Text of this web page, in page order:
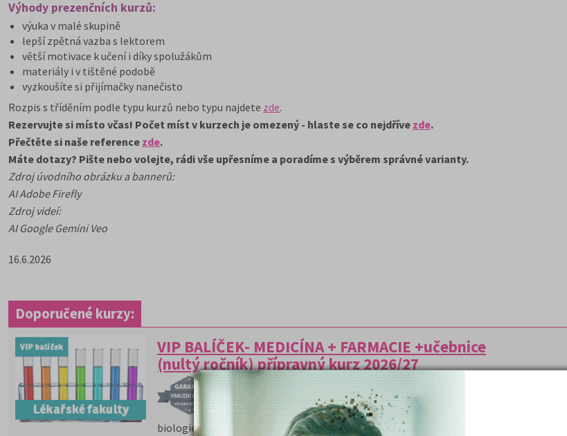
Výhody prezenčních kurzů:
výuka v malé skupině
lepší zpětná vazba s lektorem
větší motivace k učení i díky spolužákům
materiály i v tištěné podobě
vyzkoušíte si přijímačky nanečisto
Rozpis s tříděním podle typu kurzů nebo typu najdete zde.
Rezervujte si místo včas! Počet míst v kurzech je omezený - hlaste se co nejdříve zde.
Přečtěte si naše reference zde.
Máte dotazy? Pište nebo volejte, rádi vše upřesníme a poradíme s výběrem správné varianty.
Zdroj úvodního obrázku a bannerů:
AI Adobe Firefly
Zdroj videí:
AI Google Gemini Veo
16.6.2026
Doporučené kurzy:
VIP BALÍČEK- MEDICÍNA + FARMACIE +učebnice
(nultý ročník) přípravný kurz 2026/27
PROGRAM GARANCE VRÁCENÍ PENĚZ PŘI NEPŘIJETÍ NA VŠ
VIP balíček Medicína + Farmacie obsahuje učebnice,
pro dokonalou přípravu na fakulty, kde jsou předměty
biologie, chemie a fyzika.